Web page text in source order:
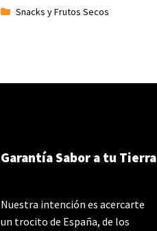
Snacks y Frutos Secos
Garantía Sabor a tu Tierra
Nuestra intención es acercarte
un trocito de España, de los